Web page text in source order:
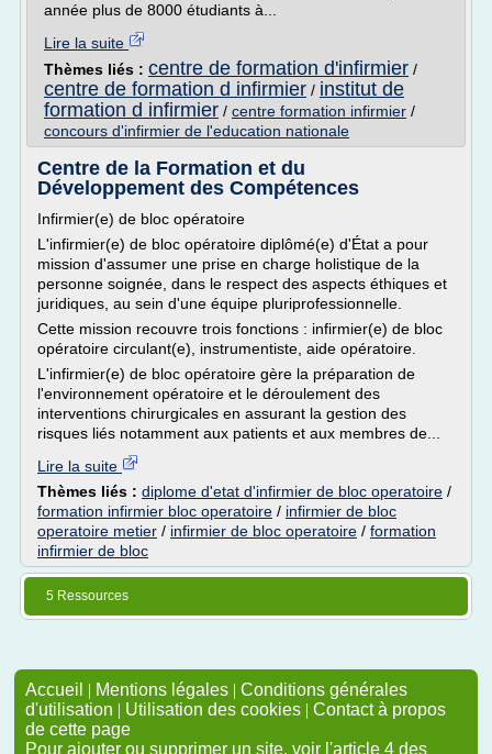
année plus de 8000 étudiants à...
Lire la suite
Thèmes liés : centre de formation d'infirmier /
centre de formation d infirmier / institut de
formation d infirmier / centre formation infirmier /
concours d'infirmier de l'education nationale
Centre de la Formation et du
Développement des Compétences
Infirmier(e) de bloc opératoire
L'infirmier(e) de bloc opératoire diplômé(e) d'État a pour
mission d'assumer une prise en charge holistique de la
personne soignée, dans le respect des aspects éthiques et
juridiques, au sein d'une équipe pluriprofessionnelle.
Cette mission recouvre trois fonctions : infirmier(e) de bloc
opératoire circulant(e), instrumentiste, aide opératoire.
L'infirmier(e) de bloc opératoire gère la préparation de
l'environnement opératoire et le déroulement des
interventions chirurgicales en assurant la gestion des
risques liés notamment aux patients et aux membres de...
Lire la suite
Thèmes liés : diplome d'etat d'infirmier de bloc operatoire /
formation infirmier bloc operatoire / infirmier de bloc
operatoire metier / infirmier de bloc operatoire / formation
infirmier de bloc
5 Ressources
Accueil | Mentions légales | Conditions générales
d'utilisation | Utilisation des cookies | Contact à propos
de cette page
Pour ajouter ou supprimer un site, voir l'article 4 des